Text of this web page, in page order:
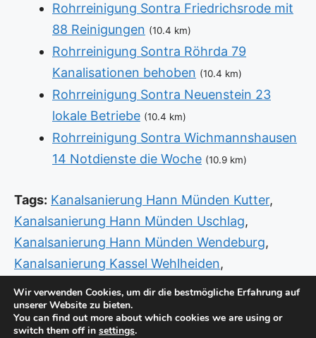
Rohrreinigung Sontra Friedrichsrode mit
88 Reinigungen (10.4 km)
Rohrreinigung Sontra Röhrda 79
Kanalisationen behoben (10.4 km)
Rohrreinigung Sontra Neuenstein 23
lokale Betriebe (10.4 km)
Rohrreinigung Sontra Wichmannshausen
14 Notdienste die Woche (10.9 km)
Tags: Kanalsanierung Hann Münden Kutter,
Kanalsanierung Hann Münden Uschlag,
Kanalsanierung Hann Münden Wendeburg,
Kanalsanierung Kassel Wehlheiden,
Kanalsanierung Melsungen ,
Rohrreinigung
Warburg,Sanitär Halle Mitte
Kassel Wehlheiden,Sanitär Notdienst Kassel
Wir verwenden Cookies, um dir die bestmögliche Erfahrung auf
unserer Website zu bieten.
You can find out more about which cookies we are using or
switch them off in settings.